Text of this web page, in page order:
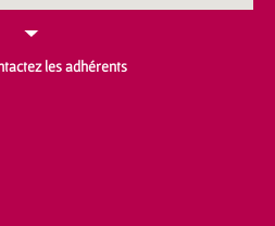
les adhérents